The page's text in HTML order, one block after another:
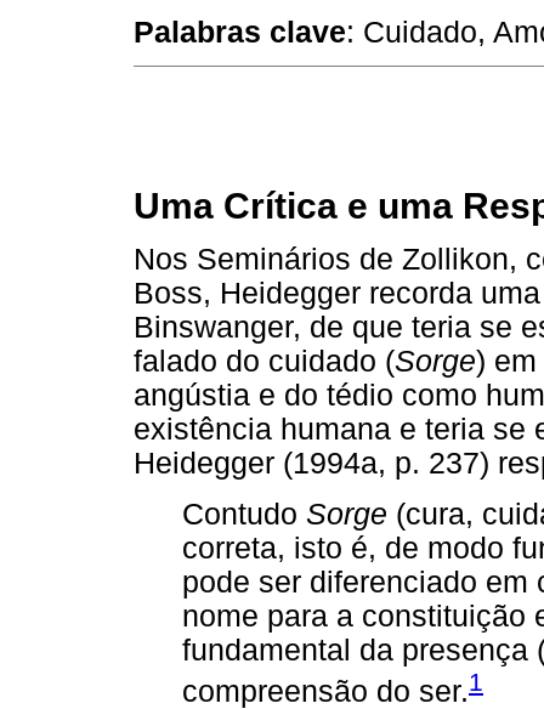
Palabras clave: Cuidado,
Uma Crítica e uma
Nos Seminários de Zollikon,
Boss, Heidegger recorda
Binswanger, de que teria se
falado do cuidado (Sorge)
angústia e do tédio como
existência humana e teria se
Heidegger (1994a, p. 237)
Contudo Sorge (cura,
correta, isto é, de modo
pode ser diferenciado em
nome para a constituição
fundamental da presença
compreensão do ser.1